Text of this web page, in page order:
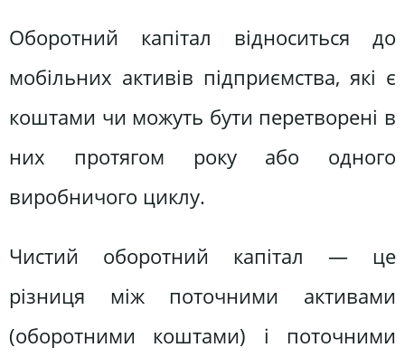
Оборотний капітал відноситься до
мобільних активів підприємства, які є
коштами чи можуть бути перетворені в
них протягом року або одного
виробничого циклу.
Чистий оборотний капітал — це
різниця між поточними активами
(оборотними коштами) і поточними